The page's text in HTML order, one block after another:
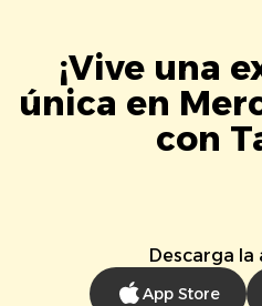
¡Vive una
única en
con
Descarga la
App Store